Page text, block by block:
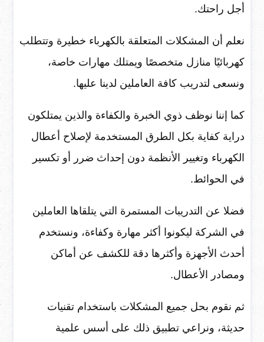
أجل راحتك.
نعلم أن المشكلات المتعلقة بالكهرباء خطيرة وتتطلب
كهربائيًا منازل متخصصًا ويمتلك مهارات خاصة،
ونسعى لتدريب كافة العاملين لدينا عليها.
كما إننا نوظف ذوي الخبرة والكفاءة والذين يمتلكون
دراية كفاية بكل الطرق المستخدمة لإصلاح أعطال
الكهرباء وتغيير الأنظمة دون إحداث ضرر أو تكسير
في الحوائط.
فضلا عن التدريبات المستمرة التي يتلقاها العاملين
في الشركة ليكونوا أكثر مهارة وكفاءة، ونستخدم
أحدث الأجهزة وأكثرها دقة للكشف عن أماكن
ومصادر الأعطال.
ثم نقوم بحل جميع المشكلات باستخدام تقنيات
حديثة، ونراعي تطبيق ذلك على أسس علمية